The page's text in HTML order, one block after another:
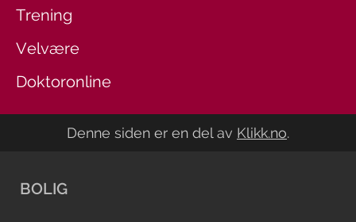
Trening
Velvære
Doktoronline
Denne siden er en del av Klikk.no.
BOLIG